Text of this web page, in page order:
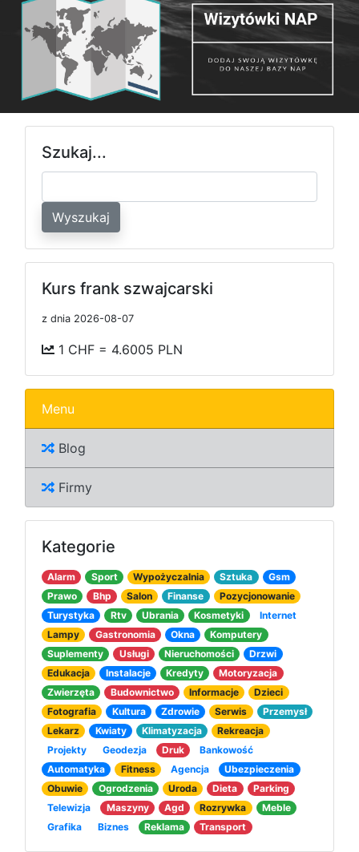
Szukaj...
Wyszukaj
Kurs frank szwajcarski
z dnia 2026-08-07
1 CHF = 4.6005 PLN
Menu
Blog
Firmy
Kategorie
Alarm Sport Wypożyczalnia Sztuka
Gsm
Prawo
Bhp Salon Finanse
Pozycjonowanie
Turystyka
Rtv Ubrania Kosmetyki
Internet
Lampy
Gastronomia Okna
Komputery
Suplementy
Usługi Nieruchomości
Drzwi
Edukacja
Instalacje Kredyty
Motoryzacja
Zwierzęta
Budownictwo Informacje
Dzieci
Fotografia
Kultura Zdrowie Serwis
Przemysł
Lekarz
Kwiaty Klimatyzacja
Rekreacja
Projekty
Geodezja Druk
Bankowość
Automatyka
Fitness Agencja
Ubezpieczenia
Obuwie
Ogrodzenia Uroda Dieta
Parking
Telewizja
Maszyny Agd Rozrywka
Meble
Grafika
Biznes Reklama Transport